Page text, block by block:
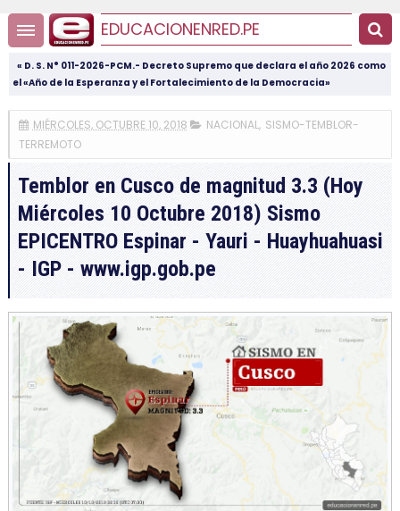
EDUCACIONENRED.PE
« D. S. N° 011-2026-PCM.- Decreto Supremo que declara el año 2026 como
el «Año de la Esperanza y el Fortalecimiento de la Democracia»
MIÉRCOLES, OCTUBRE 10, 2018 NACIONAL, SISMO-TEMBLOR-
TERREMOTO
Temblor en Cusco de magnitud 3.3 (Hoy
Miércoles 10 Octubre 2018) Sismo
EPICENTRO Espinar - Yauri - Huayhuahuasi
- IGP - www.igp.gob.pe